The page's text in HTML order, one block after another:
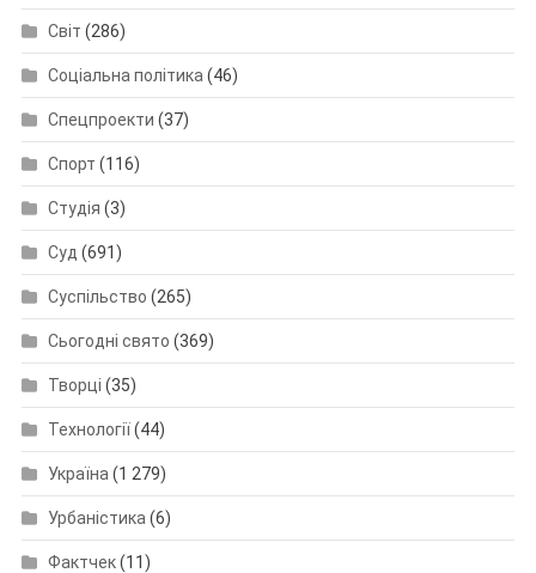
Світ (286)
Соціальна політика (46)
Спецпроекти (37)
Спорт (116)
Студія (3)
Суд (691)
Суспільство (265)
Сьогодні свято (369)
Творці (35)
Технології(44)
Україна (1 279)
Урбаністика (6)
Фактчек(11)